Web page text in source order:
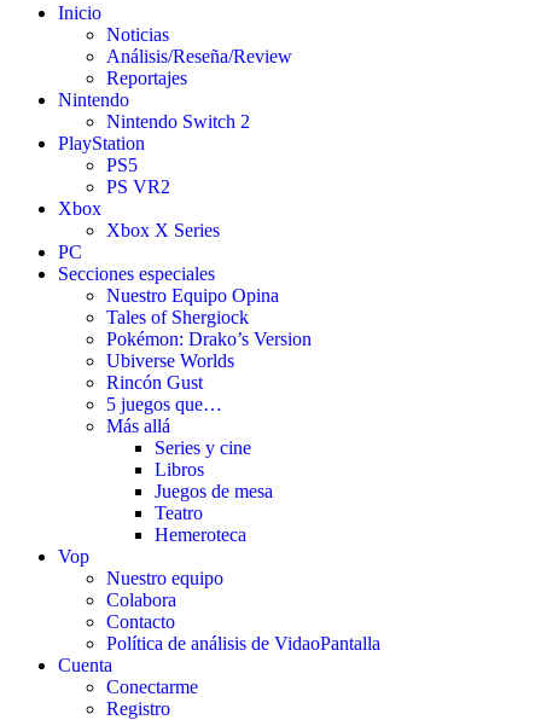
Inicio
Noticias
Análisis/Reseña/Review
Reportajes
Nintendo
Nintendo Switch 2
PlayStation
PS5
PS VR2
Xbox
Xbox X Series
PC
Secciones especiales
Nuestro Equipo Opina
Tales of Shergiock
Pokémon: Drako’s Version
Ubiverse Worlds
Rincón Gust
5 juegos que…
Más allá
Series y cine
Libros
Juegos de mesa
Teatro
Hemeroteca
Vop
Nuestro equipo
Colabora
Contacto
Política de análisis de VidaoPantalla
Cuenta
Conectarme
Registro